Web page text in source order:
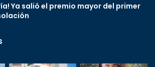
Ya salió el premio mayor del primer